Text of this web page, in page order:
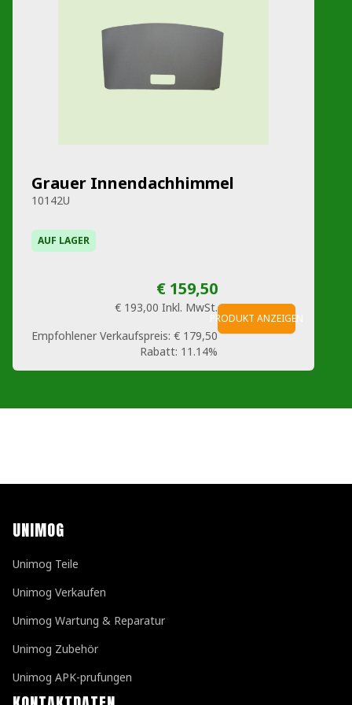
Grauer Innendachhimmel
10142U
AUF LAGER
€ 159,50
€ 193,00 Inkl. MwSt.
Empfohlener Verkaufspreis: € 179,50
Rabatt: 11.14%
PRODUKT ANZEIGEN
UNIMOG
Unimog Teile
Unimog Verkaufen
Unimog Wartung & Reparatur
Unimog Zubehör
Unimog APK-prufungen